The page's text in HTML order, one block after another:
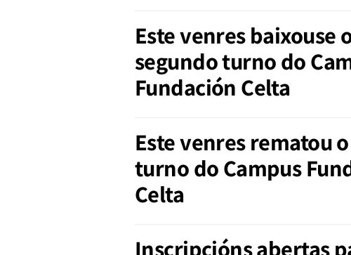
Este venres baixouse
segundo turno do
Fundación Celta
Este venres rematou
turno do Campus
Celta
Inscripcións abertas